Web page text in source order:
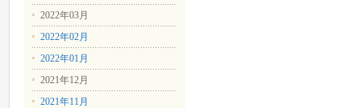
2022年03月
2022年02月
2022年01月
2021年12月
2021年11月